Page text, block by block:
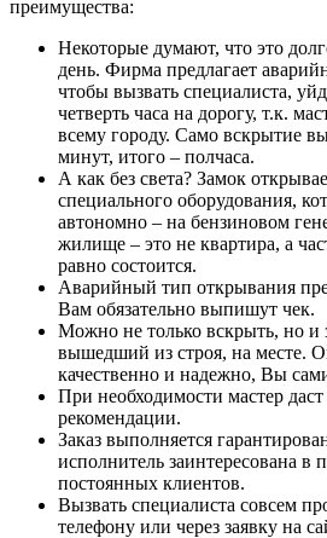
преимущества:
Некоторые думают, что это
день. Фирма предлагает
чтобы вызвать специалиста,
четверть часа на дорогу, т.к.
всему городу. Само вскрытие
минут, итого – полчаса.
А как без света? Замок
специального оборудования,
автономно – на бензиновом
жилище – это не квартира, а
равно состоится.
Аварийный тип открывания
Вам обязательно выпишут чек.
Можно не только вскрыть, но и
вышедший из строя, на месте.
качественно и надежно, Вы
При необходимости мастер
рекомендации.
Заказ выполняется
исполнитель заинтересована
постоянных клиентов.
Вызвать специалиста совсем
телефону или через заявку на